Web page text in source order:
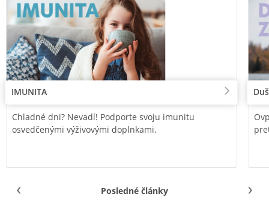
IMUNITA
Chladné dni? Nevadí! Podporte svoju imunitu
osvedčenými výživovými doplnkami.
Posledné články